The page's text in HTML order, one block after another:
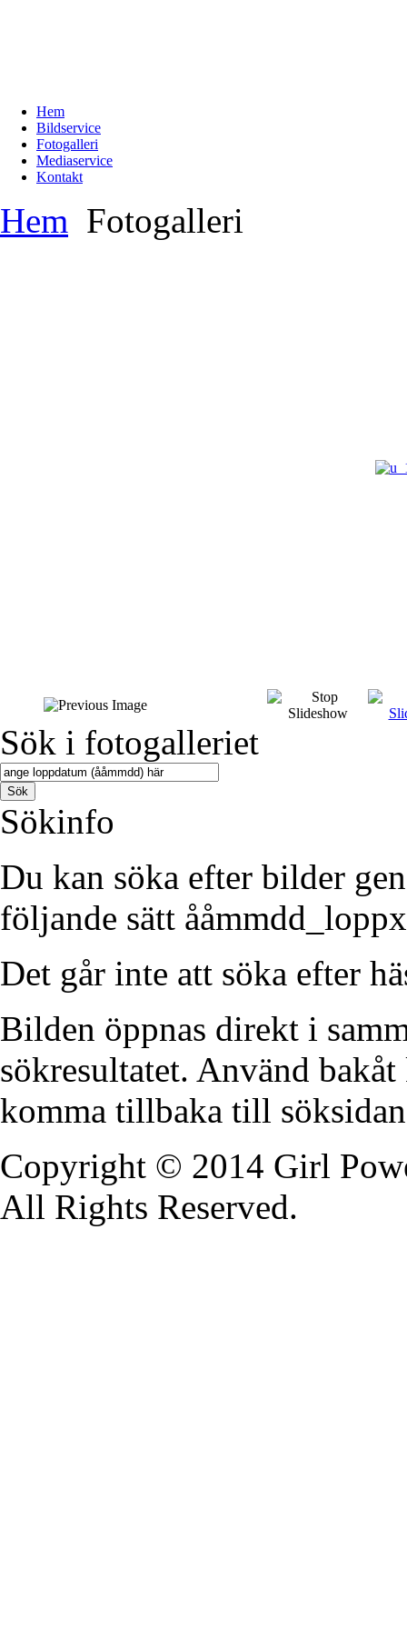
Hem
Bildservice
Fotogalleri
Mediaservice
Kontakt
Hem Fotogalleri
Sök i fotogalleriet
Sökinfo
Du kan söka efter bilder
följande sätt
Det går inte att söka efter
Bilden öppnas direkt i
sökresultatet. Använd
komma tillbaka till söksidan
Copyright © 2014 Girl
All Rights Reserved.